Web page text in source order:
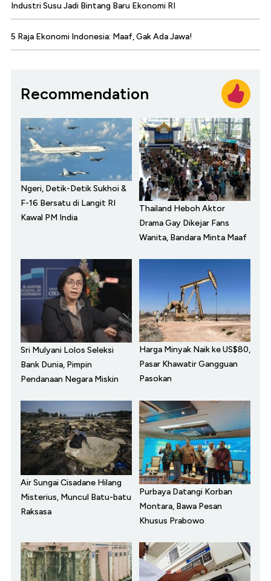
Industri Susu Jadi Bintang Baru Ekonomi RI
5 Raja Ekonomi Indonesia: Maaf, Gak Ada Jawa!
Recommendation
Ngeri, Detik-Detik Sukhoi &
F-16 Bersatu di Langit RI
Kawal PM India
Thailand Heboh Aktor
Drama Gay Dikejar Fans
Wanita, Bandara Minta Maaf
Sri Mulyani Lolos Seleksi
Bank Dunia, Pimpin
Pendanaan Negara Miskin
Harga Minyak Naik ke US$80,
Pasar Khawatir Gangguan
Pasokan
Air Sungai Cisadane Hilang
Misterius, Muncul Batu-batu
Raksasa
Purbaya Datangi Korban
Montara, Bawa Pesan
Khusus Prabowo